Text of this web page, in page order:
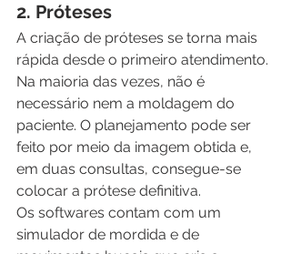
2. Próteses
A criação de próteses se torna mais
rápida desde o primeiro atendimento.
Na maioria das vezes, não é
necessário nem a moldagem do
paciente. O planejamento pode ser
feito por meio da imagem obtida e,
em duas consultas, consegue-se
colocar a prótese definitiva.
Os softwares contam com um
simulador de mordida e de